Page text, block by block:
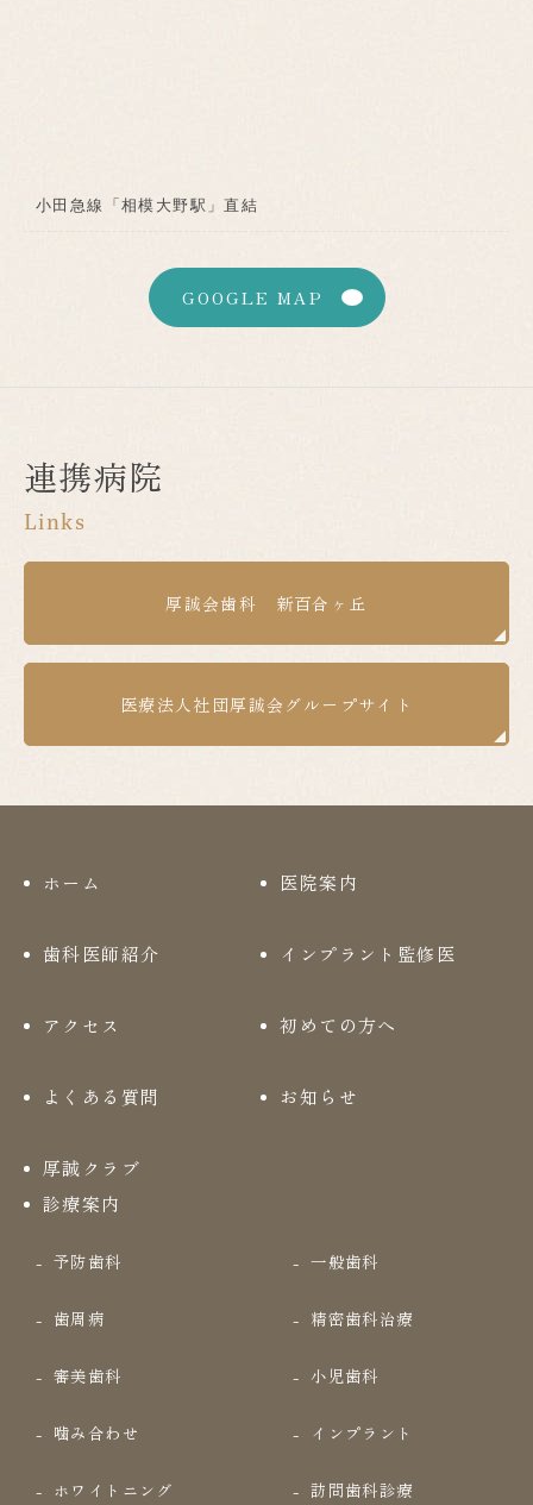
小田急線「相模大野駅」直結
GOOGLE MAP
連携病院
Links
厚誠会歯科 新百合ヶ丘
医療法人社団厚誠会グループサイト
ホーム 医院案内
歯科医師紹介 インプラント監修医
アクセス 初めての方へ
よくある質問 お知らせ
厚誠クラブ
診療案内
予防歯科 一般歯科
歯周病 精密歯科治療
審美歯科 小児歯科
噛み合わせ インプラント
ホワイトニング 訪問歯科診療